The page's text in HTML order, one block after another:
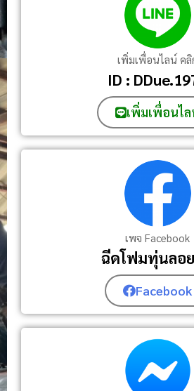
เพิ่มเพื่อนไลน์ คลิ
ID :
เพิ่มเพื่อนไ
เพจ Facebook
ฉีดโฟมทุ่นลอ
Facebook